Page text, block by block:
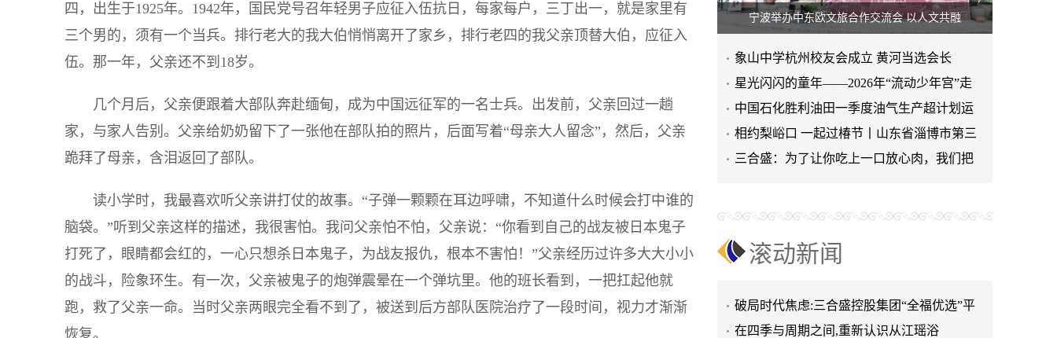
四，出生于1925年。1942年，国民党号召年轻男子应征入伍抗日，每家每户，三丁出一，就是家里有
三个男的，须有一个当兵。排行老大的我大伯悄悄离开了家乡，排行老四的我父亲顶替大伯，应征入
伍。那一年，父亲还不到18岁。
几个月后，父亲便跟着大部队奔赴缅甸，成为中国远征军的一名士兵。出发前，父亲回过一趟
家，与家人告别。父亲给奶奶留下了一张他在部队拍的照片，后面写着“母亲大人留念”，然后，父亲
跪拜了母亲，含泪返回了部队。
读小学时，我最喜欢听父亲讲打仗的故事。“子弹一颗颗在耳边呼啸，不知道什么时候会打中谁的
脑袋。”听到父亲这样的描述，我很害怕。我问父亲怕不怕，父亲说：“你看到自己的战友被日本鬼子
打死了，眼睛都会红的，一心只想杀日本鬼子，为战友报仇，根本不害怕！”父亲经历过许多大大小小
的战斗，险象环生。有一次，父亲被鬼子的炮弹震晕在一个弹坑里。他的班长看到，一把扛起他就
跑，救了父亲一命。当时父亲两眼完全看不到了，被送到后方部队医院治疗了一段时间，视力才渐渐
恢复。
宁波举办中东欧文旅合作交流会 以人文共融
象山中学杭州校友会成立 黄河当选会长
星光闪闪的童年——2026年“流动少年宫”走
进北秀小学
中国石化胜利油田一季度油气生产超计划运
行| 首季开门红
相约梨峪口 一起过椿节丨山东省淄博市第三
届香椿文化旅游节举办
三合盛：为了让你吃上一口放心肉，我们把
滚动新闻
轻舟试验飞船发布首批科学与工程成果
新疆阿勒泰市公安局团结路街道派出所:推行
“五步”工作法 打造新时代“枫”景线
阿拉丁控股集团携手埃塞俄比亚开创中非工
2026上海环博会盛大开幕:智能化浪潮席卷环
投融资交流活动第二期圆满举行
浙江观心公益走访咸阳小桔灯 共探公益事业
台正式启航
在四季与周期之间,重新认识从江瑶浴
当“家”成为疗愈空间,福临瑶浴让从江瑶浴走